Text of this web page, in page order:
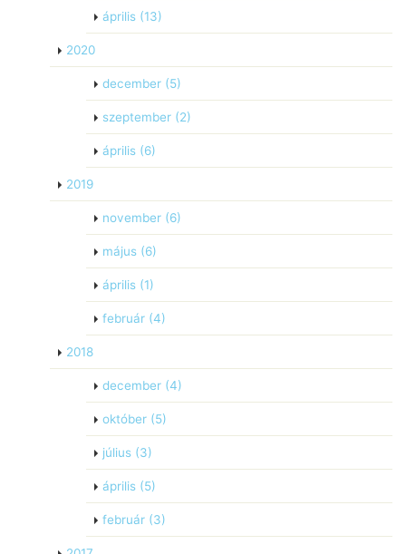
április (13)
2020
december (5)
szeptember (2)
április (6)
2019
november (6)
május (6)
április (1)
február (4)
2018
december (4)
október (5)
július (3)
április (5)
február (3)